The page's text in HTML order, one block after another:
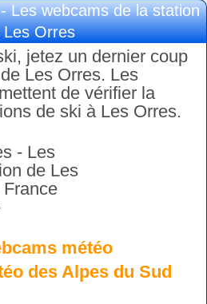
Les webcams de la station
Les Orres
jetez un dernier coup
Les Orres. Les
de vérifier la
de ski à Les Orres.
météo
des Alpes du Sud